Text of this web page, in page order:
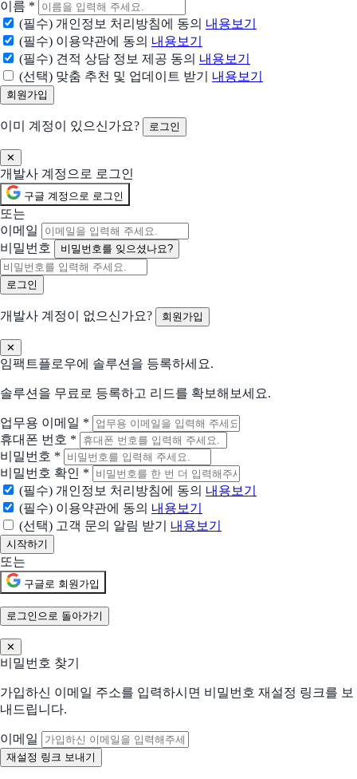
티트리
스마트한 근태 관리 솔루션
케이큐브온
업무를 위한 시작, 초연결 업무포털
아이브웍스
스마트하게 출퇴근관리를 해보세요!
이지마스터
스마트한 업무관리 솔루션
워크업
가볍지만 완벽한 클라우드 HR
근무시간관리 플랫폼
위하고
하이웍스
그룹웨어 시장점유율 1위
현재 어떤 상황이신가요?
도입상황을 선택해 주세요.
신규 유입 검토중
기존 솔루션을 대체하려고 함
현재 사용 중인 솔루션 (선택)
어떤 점이 불편하신가요?
선택하신 내용을 바탕으로 더 적합한 제안을 드립니다
해당되는 항목을 선택해주세요 (복수 선택 가능)
분석/리포트 어려움
이름 *
(필수) 개인정보 처리방침에 동의 내용보기
(필수) 이용약관에 동의 내용보기
(필수) 견적 상담 정보 제공 동의 내용보기
(선택) 맞춤 추천 및 업데이트 받기
내용보기
이미 계정이 있으신가요? 로그인
✕
개발사 계정으로 로그인
구글 계정으로 로그인
또는
이메일
비밀번호
비밀번호를 잊으셨나요?
개발사 계정이 없으신가요? 회원가입
✕
임팩트플로우에 솔루션을 등록하세요.
솔루션을 무료로 등록하고 리드를 확보해보세요.
업무용 이메일 *
휴대폰 번호 *
비밀번호 *
비밀번호 확인 *
(필수) 개인정보 처리방침에 동의 내용보기
(필수) 이용약관에 동의 내용보기
(선택) 고객 문의 알림 받기
내용보기
또는
구글로 회원가입
로그인으로 돌아가기
✕
비밀번호 찾기
가입하신 이메일 주소를 입력하시면 비밀번호 재설정 링크를 보
내드립니다.
이메일